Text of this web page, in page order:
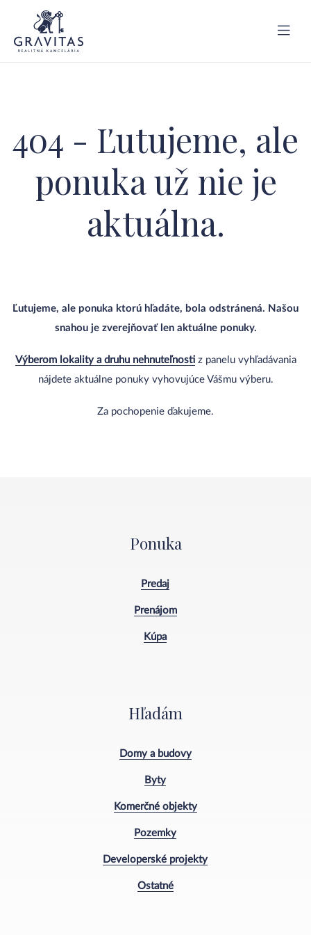
404 - Ľutujeme, ale
ponuka už nie je
aktuálna.
Ľutujeme, ale ponuka ktorú hľadáte, bola odstránená. Našou
snahou je zverejňovať len aktuálne ponuky.
Výberom lokality a druhu nehnuteľnostiz panelu vyhľadávania
nájdete aktuálne ponuky vyhovujúce Vášmu výberu.
Za pochopenie ďakujeme.
Ponuka
Predaj
Prenájom
Kúpa
Hľadám
Domy a budovy
Byty
Komerčné objekty
Pozemky
Developerské projekty
Ostatné